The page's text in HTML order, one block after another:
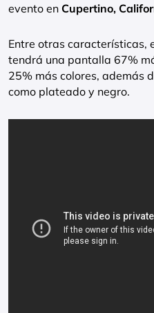
evento en Cupertino,
Entre otras características,
tendrá una pantalla 67%
25% más colores, además
como plateado y negro.